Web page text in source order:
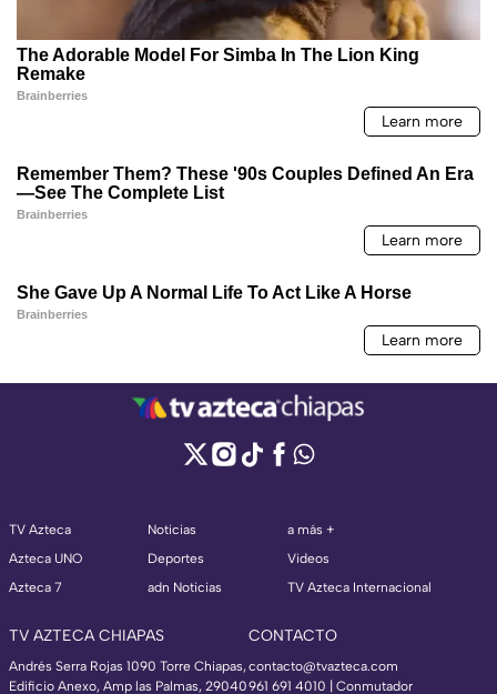
TV Azteca
Azteca UNO
Azteca 7
Noticias
Deportes
adn Noticias
a más +
Videos
TV Azteca Internacional
TV AZTECA CHIAPAS
Andrés Serra Rojas 1090 Torre Chiapas,
Edificio Anexo, Amp las Palmas, 29040
CONTACTO
contacto@tvazteca.com
961 691 4010 | Conmutador